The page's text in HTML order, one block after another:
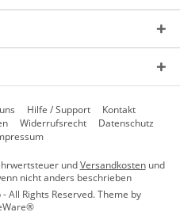
Hilfe / Support
Kontakt
Widerrufsrecht
Datenschutz
undVersandkostenund
nicht anders beschrieben
All Rights Reserved. Theme by